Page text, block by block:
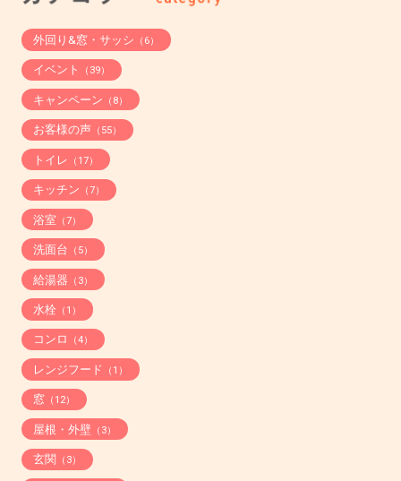
外回り&窓・サッシ （6）
イベント （39）
キャンペーン （8）
お客様の声 （55）
トイレ （17）
キッチン （7）
浴室 （7）
洗面台 （5）
給湯器 （3）
水栓 （1）
コンロ （4）
レンジフード （1）
窓 （12）
屋根・外壁（3）
玄関 （3）